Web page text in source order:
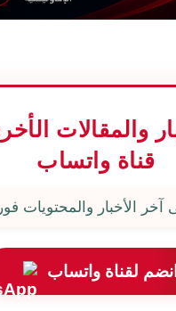
والمقالات
قناة واتساب
الأخبار والمحتويات
انضم لقناة واتساب